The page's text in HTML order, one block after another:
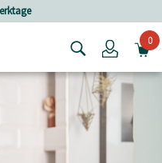
Login0